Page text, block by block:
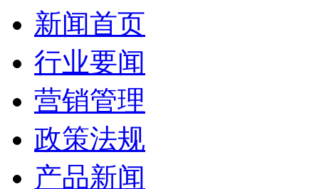
新闻首页
行业要闻
营销管理
政策法规
产品新闻